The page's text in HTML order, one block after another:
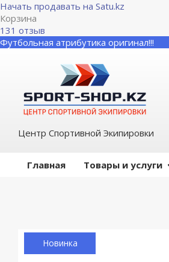
Начать продавать на Satu.kz
Корзина
131 отзыв
Футбольная атрибутика оригинал!!!
Центр Спортивной Экипировки
Главная Товары и услуги
Новинка